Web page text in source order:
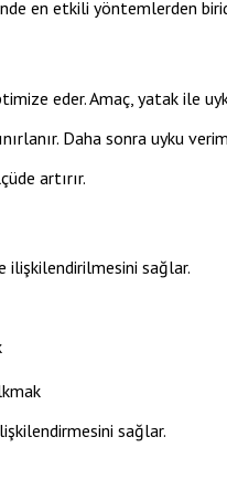
en etkili yöntemlerden
eder. Amaç, yatak ile
Daha sonra uyku
artırır.
ilişkilendirilmesini sağlar.
sağlar.